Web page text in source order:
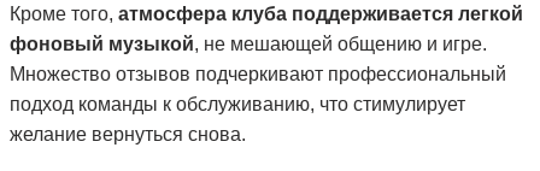
Кроме того, атмосфера клуба поддерживается легкой
фоновый музыкой, не мешающей общению и игре.
Множество отзывов подчеркивают профессиональный
подход команды к обслуживанию, что стимулирует
желание вернуться снова.